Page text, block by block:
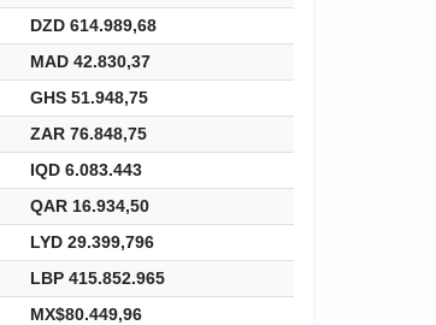
DZD 614.989,68
MAD 42.830,37
GHS 51.948,75
ZAR 76.848,75
IQD 6.083.443
QAR 16.934,50
LYD 29.399,796
LBP 415.852.965
MX$80.449,96